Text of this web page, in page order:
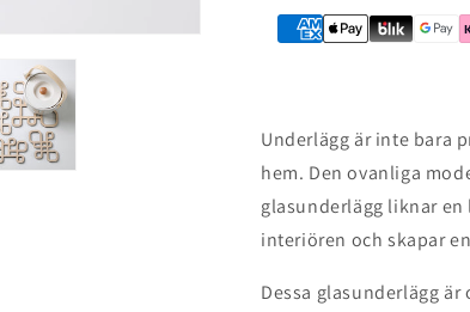
Underlägg är inte bara
hem. Den ovanliga
glasunderlägg liknar
interiören och skapar
Dessa glasunderlägg